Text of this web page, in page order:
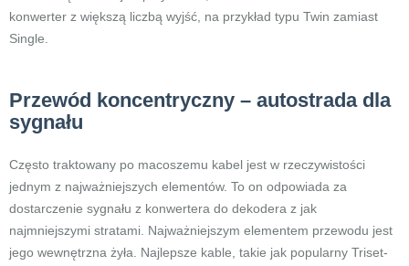
konwerter z większą liczbą wyjść, na przykład typu Twin zamiast
Single.
Przewód koncentryczny – autostrada dla
sygnału
Często traktowany po macoszemu kabel jest w rzeczywistości
jednym z najważniejszych elementów. To on odpowiada za
dostarczenie sygnału z konwertera do dekodera z jak
najmniejszymi stratami. Najważniejszym elementem przewodu jest
jego wewnętrzna żyła. Najlepsze kable, takie jak popularny Triset-